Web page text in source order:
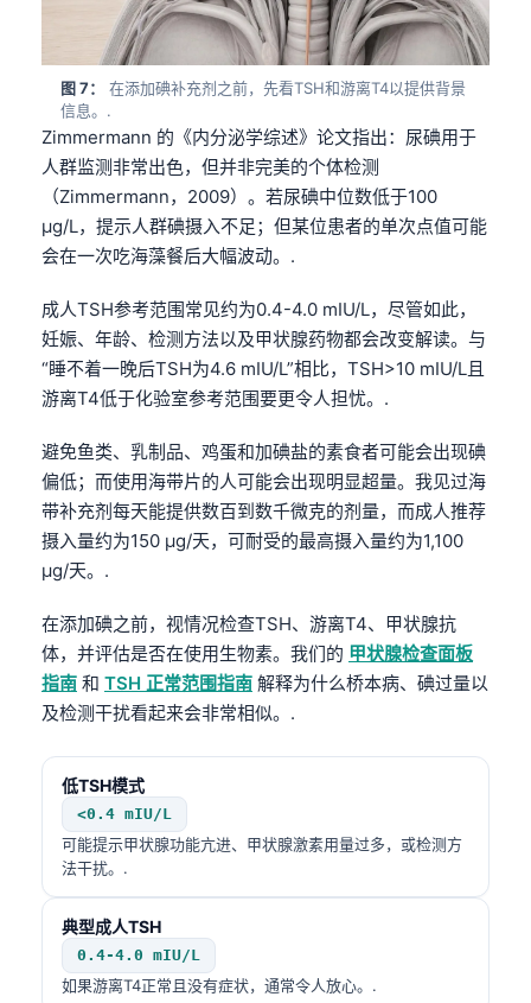
图 7：
在添加碘补充剂之前，先看TSH和游离T4以提供背景
信息。.
Zimmermann 的《内分泌学综述》论文指出：尿碘用于
人群监测非常出色，但并非完美的个体检测
（Zimmermann，2009）。若尿碘中位数低于100
µg/L，提示人群碘摄入不足；但某位患者的单次点值可能
会在一次吃海藻餐后大幅波动。.
成人TSH参考范围常见约为0.4-4.0 mIU/L，尽管如此，
妊娠、年龄、检测方法以及甲状腺药物都会改变解读。与
“睡不着一晚后TSH为4.6 mIU/L”相比，TSH>10 mIU/L且
游离T4低于化验室参考范围要更令人担忧。.
避免鱼类、乳制品、鸡蛋和加碘盐的素食者可能会出现碘
偏低；而使用海带片的人可能会出现明显超量。我见过海
带补充剂每天能提供数百到数千微克的剂量，而成人推荐
摄入量约为150 µg/天，可耐受的最高摄入量约为1,100
µg/天。.
在添加碘之前，视情况检查TSH、游离T4、甲状腺抗
体，并评估是否在使用生物素。我们的 甲状腺检查面板
指南 和 TSH 正常范围指南 解释为什么桥本病、碘过量以
及检测干扰看起来会非常相似。.
低TSH模式
<0.4 mIU/L
可能提示甲状腺功能亢进、甲状腺激素用量过多，或检测方
法干扰。.
典型成人TSH
0.4-4.0 mIU/L
如果游离T4正常且没有症状，通常令人放心。.
বাংলা
اردو
मराठी
తెలుగు
தமிழ்
ગુજરાતી
ಕನ್ನಡ
മലയാളം
Bahasa Melayu
Tiếng Việt
ဗမာစာ
ភាសាខ្មែរ
Kiswahili
አማርኛ
Українська
O‘zbekcha
Қазақ тілі
Suomi
Hrvatski
Slovenčina
كوردی‎
پښتو
سنڌي